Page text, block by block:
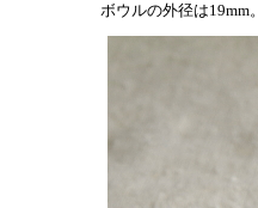
ボウルの外径は19mm。